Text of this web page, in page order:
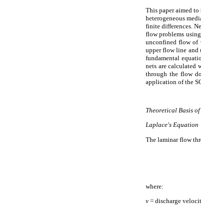
This paper aimed
heterogeneous
finite differences.
flow problems
unconfined flow of
upper flow line and
fundamental
nets are calculated
through the flow
application of the
Theoretical Basis
Laplace's Equation
The laminar flow
where:
v = discharge